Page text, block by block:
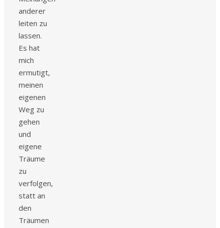
anderer
leiten zu
lassen.
Es hat
mich
ermutigt,
meinen
eigenen
Weg zu
gehen
und
eigene
Träume
zu
verfolgen,
statt an
den
Träumen